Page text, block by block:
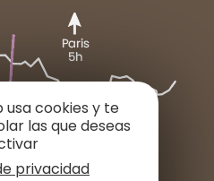
usa cookies y te
las que deseas
privacidad